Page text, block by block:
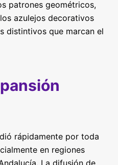
patrones geométricos,
azulejos decorativos
distintivos que marcan el
rápidamente por toda
en regiones
La difusión de